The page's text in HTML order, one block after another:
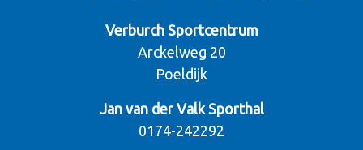
Verburch Sportcentrum
Arckelweg 20
Poeldijk
Jan van der Valk Sporthal
0174-242292